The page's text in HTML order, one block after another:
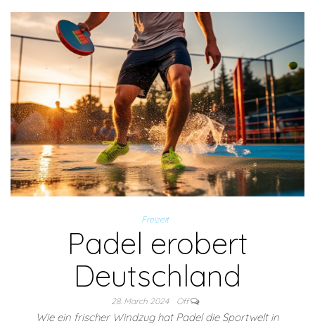
Freizeit
Padel erobert
Deutschland
28. March 2024 Off
Wie ein frischer Windzug hat Padel die Sportwelt in